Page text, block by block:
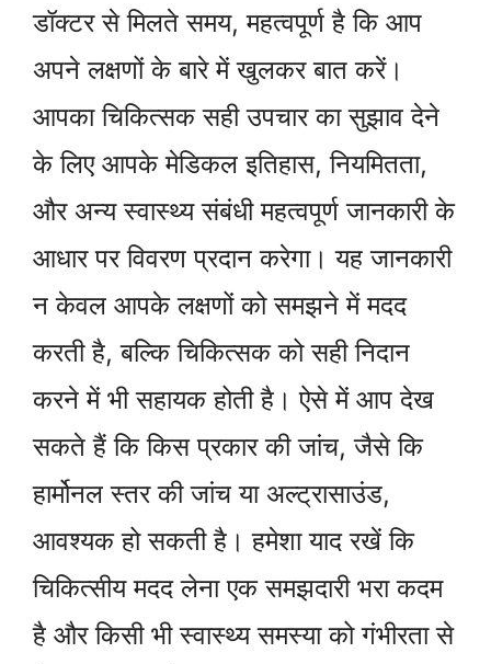
डॉक्टर से मिलते समय, महत्वपूर्ण है कि आप
अपने लक्षणों के बारे में खुलकर बात करें।
आपका चिकित्सक सही उपचार का सुझाव देने
के लिए आपके मेडिकल इतिहास, नियमितता,
और अन्य स्वास्थ्य संबंधी महत्वपूर्ण जानकारी के
आधार पर विवरण प्रदान करेगा। यह जानकारी
न केवल आपके लक्षणों को समझने में मदद
करती है, बल्कि चिकित्सक को सही निदान
करने में भी सहायक होती है। ऐसे में आप देख
सकते हैं कि किस प्रकार की जांच, जैसे कि
हार्मोनल स्तर की जांच या अल्ट्रासाउंड,
आवश्यक हो सकती है। हमेशा याद रखें कि
चिकित्सीय मदद लेना एक समझदारी भरा कदम
है और किसी भी स्वास्थ्य समस्या को गंभीरता से